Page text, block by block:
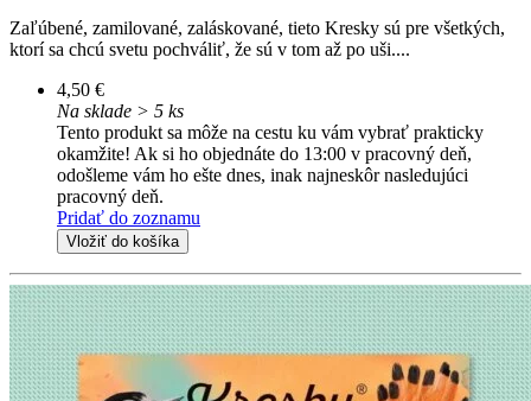
Zaľúbené, zamilované, zaláskované, tieto Kresky sú pre všetkých,
ktorí sa chcú svetu pochváliť, že sú v tom až po uši....
4,50 €
Na sklade > 5 ks
Tento produkt sa môže na cestu ku vám vybrať prakticky
okamžite! Ak si ho objednáte do 13:00 v pracovný deň,
odošleme vám ho ešte dnes, inak najneskôr nasledujúci
pracovný deň.
Pridať do zoznamu
Vložiť do košíka